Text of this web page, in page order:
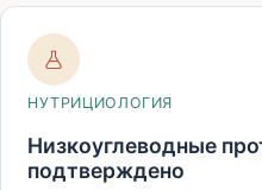
НУТРИЦИОЛОГИЯ
Низкоуглеводные
подтверждено